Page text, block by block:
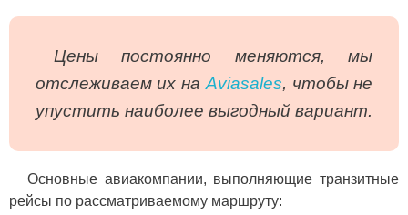
Цены постоянно меняются, мы
отслеживаем их наAviasales, чтобы не
упустить наиболее выгодный вариант.
Основные авиакомпании, выполняющие транзитные
рейсы по рассматриваемому маршруту: